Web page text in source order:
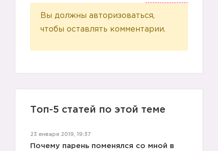
Вы должны авторизоваться,
чтобы оставлять комментарии.
Топ-5 статей по этой теме
23 января 2019, 19:37
Почему парень поменялся со мной в